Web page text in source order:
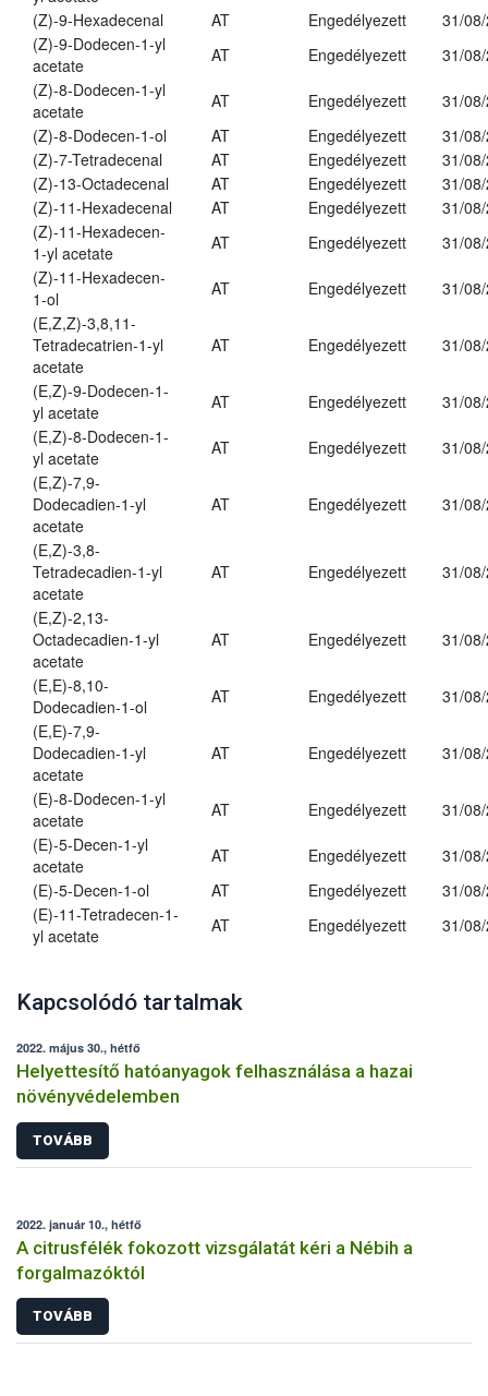
(Z)-9-Hexadecenal
AT Engedélyezett
31/
(Z)-9-Dodecen-1-yl
acetate
AT Engedélyezett
31/
(Z)-8-Dodecen-1-yl
acetate
AT Engedélyezett
31/
(Z)-8-Dodecen-1-ol
AT Engedélyezett
31/
(Z)-7-Tetradecenal
AT Engedélyezett
31/
(Z)-13-Octadecenal
AT Engedélyezett
31/
(Z)-11-Hexadecenal
AT Engedélyezett
31/
(Z)-11-Hexadecen-
1-yl acetate
AT Engedélyezett
31/
(Z)-11-Hexadecen-
1-ol
AT Engedélyezett
31/
(E,Z,Z)-3,8,11-
Tetradecatrien-1-yl
acetate
AT Engedélyezett 31/
(E,Z)-9-Dodecen-1-
yl acetate
AT Engedélyezett
31/
(E,Z)-8-Dodecen-1-
yl acetate
AT Engedélyezett
31/
(E,Z)-7,9-
Dodecadien-1-yl
acetate
AT Engedélyezett 31/
(E,Z)-3,8-
Tetradecadien-1-yl
acetate
AT Engedélyezett 31/
(E,Z)-2,13-
Octadecadien-1-yl
acetate
AT Engedélyezett 31/
(E,E)-8,10-
Dodecadien-1-ol
AT Engedélyezett
31/
(E,E)-7,9-
Dodecadien-1-yl
acetate
AT Engedélyezett 31/
(E)-8-Dodecen-1-yl
acetate
AT Engedélyezett
31/
(E)-5-Decen-1-yl
acetate
AT Engedélyezett
31/
(E)-5-Decen-1-ol
AT Engedélyezett
31/
(E)-11-Tetradecen-1-
yl acetate
AT Engedélyezett 31/
Kapcsolódó tartalmak
2022. május 30., hétfő
Helyettesítő hatóanyagok felhasználása a hazai
növényvédelemben
TOVÁBB
2022. január 10., hétfő
A citrusfélék fokozott vizsgálatát kéri a Nébih a
forgalmazóktól
TOVÁBB